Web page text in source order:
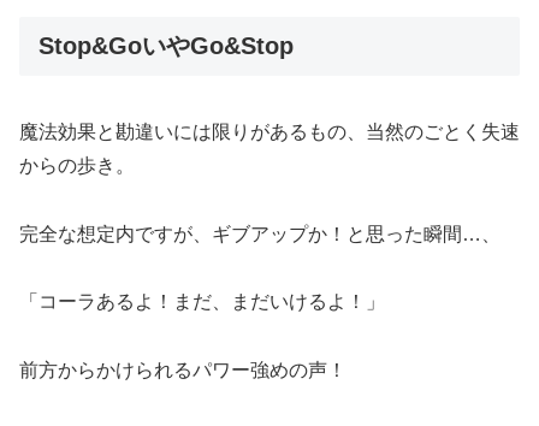
Stop&GoいやGo&Stop
魔法効果と勘違いには限りがあるもの、当然のごとく失速
からの歩き。
完全な想定内ですが、ギブアップか！と思った瞬間…、
「コーラあるよ！まだ、まだいけるよ！」
前方からかけられるパワー強めの声！